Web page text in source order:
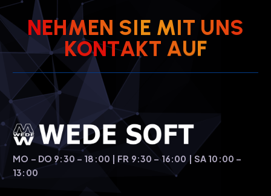
NEHMEN SIE MIT UNS
KONTAKT AUF
MO – DO 9:30 – 18:00 | FR 9:30 – 16:00 | SA 10:00 –
13:00